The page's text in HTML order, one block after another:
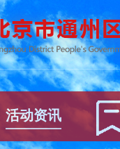
活动资讯